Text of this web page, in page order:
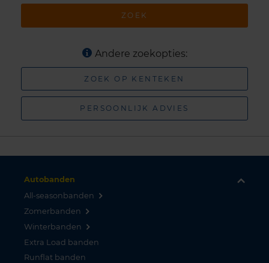
ZOEK
Andere zoekopties:
ZOEK OP KENTEKEN
PERSOONLIJK ADVIES
Autobanden
All-seasonbanden
Zomerbanden
Winterbanden
Extra Load banden
Runflat banden